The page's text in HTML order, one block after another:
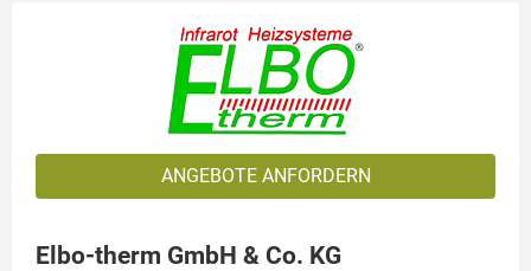
ANGEBOTE ANFORDERN
Elbo-therm GmbH & Co. KG